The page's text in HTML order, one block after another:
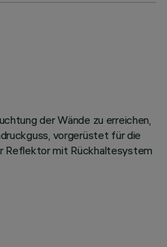
der Wände zu erreichen,
vorgerüstet für die
Reflektor mit Rückhaltesystem